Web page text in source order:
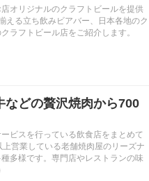
オリジナルのクラフトビールを提供
える立ち飲みビアバー、日本各地のク
ラフトビール店をご紹介します。
などの贅沢焼肉から700
ビスを行っている飲食店をまとめて
営業している老舗焼肉屋のリーズナ
多様です。専門店やレストランの味